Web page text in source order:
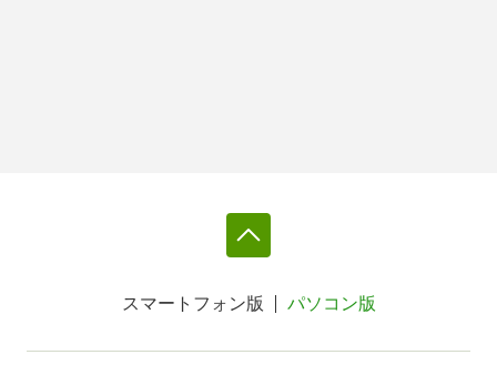
スマートフォン版 パソコン版